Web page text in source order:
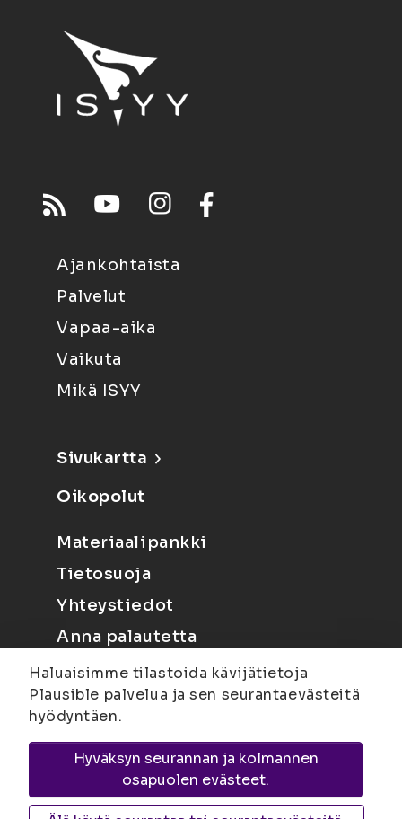
Ajankohtaista
Palvelut
Vapaa-aika
Vaikuta
Mikä ISYY
Sivukartta
Oikopolut
Materiaalipankki
Tietosuoja
Yhteystiedot
Anna palautetta
Joensuu
Suvantokatu 6, 80100 Joensuu |
KuopioYliopistonranta 15, PL 1627, 70211
Haluaisimme tilastoida kävijätietoja
Plausible palvelua ja sen seurantaevästeitä
hyödyntäen.
Hyväksyn seurannan ja kolmannen
osapuolen evästeet.